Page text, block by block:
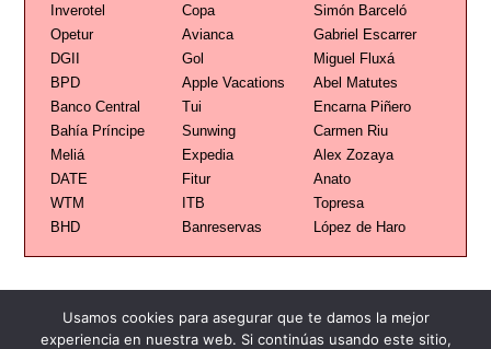
Inverotel
Copa
Simón Barceló
Opetur
Avianca
Gabriel Escarrer
DGII
Gol
Miguel Fluxá
BPD
Apple Vacations
Abel Matutes
Banco Central
Tui
Encarna Piñero
Bahía Príncipe
Sunwing
Carmen Riu
Meliá
Expedia
Alex Zozaya
DATE
Fitur
Anato
WTM
ITB
Topresa
BHD
Banreservas López de Haro
Usamos cookies para asegurar que te damos la mejor
experiencia en nuestra web. Si continúas usando este sitio,